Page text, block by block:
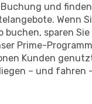
und
Wenn
buchen, sparen
Prime-
Kunden
– und fahren